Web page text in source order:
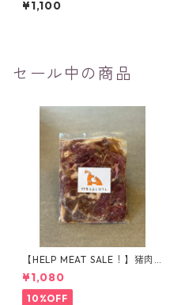
¥1,100
セール中の商品
【HELP MEAT SALE！】猪肉
で作った対馬のソウルフード
『とんちゃん』
¥1,080
10%OFF